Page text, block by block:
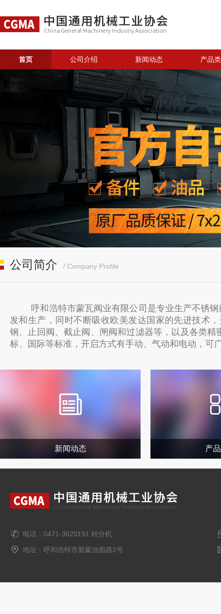
首页 公司介绍 新闻动态 产品
公司简介 / Company Profile
呼和浩特市蒙瓦阀业有限公司是专业生产不锈
发和生产，同时不断吸收欧美发达国家的先进技术
钢、止回阀、截止阀、闸阀和过滤器等，以及各类
标、国际等标准，开启方式有手动、气动和电动，可
新闻动态 产
电话：0471-3620191 转分机
地址：呼和浩特市新蒙油脂路2号